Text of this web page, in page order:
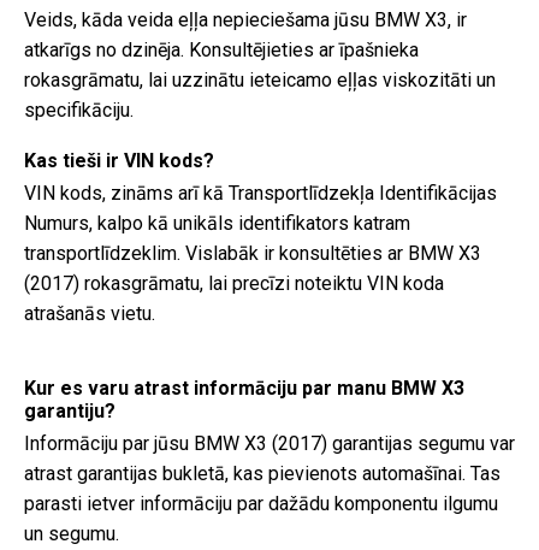
Veids, kāda veida eļļa nepieciešama jūsu BMW X3, ir
atkarīgs no dzinēja. Konsultējieties ar īpašnieka
rokasgrāmatu, lai uzzinātu ieteicamo eļļas viskozitāti un
specifikāciju.
Kas tieši ir VIN kods?
VIN kods, zināms arī kā Transportlīdzekļa Identifikācijas
Numurs, kalpo kā unikāls identifikators katram
transportlīdzeklim. Vislabāk ir konsultēties ar BMW X3
(2017) rokasgrāmatu, lai precīzi noteiktu VIN koda
atrašanās vietu.
Kur es varu atrast informāciju par manu BMW X3
garantiju?
Informāciju par jūsu BMW X3 (2017) garantijas segumu var
atrast garantijas bukletā, kas pievienots automašīnai. Tas
parasti ietver informāciju par dažādu komponentu ilgumu
un segumu.